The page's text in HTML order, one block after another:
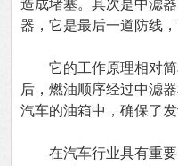
造成堵塞。其次是中滤
器，它是最后一道防线
它的工作原理相对简
后，燃油顺序经过中滤
汽车的油箱中，确保了
在汽车行业具有重要